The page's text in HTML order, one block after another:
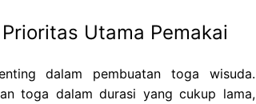
Utama Pemakai
dalam pembuatan toga wisuda.
toga dalam durasi yang cukup lama,